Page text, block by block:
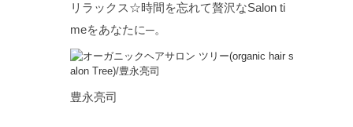
リラックス☆時間を忘れて贅沢なSalon ti
meをあなたに─。
豊永亮司